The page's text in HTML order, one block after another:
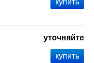
уточняйте